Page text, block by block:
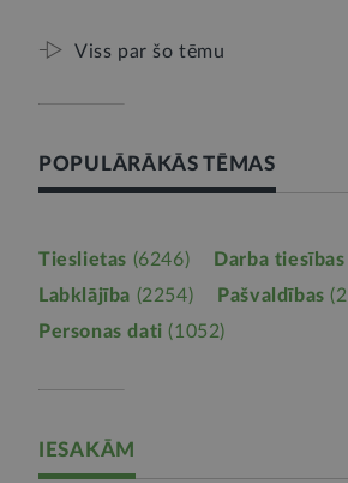
Viss par šo tēmu
POPULĀRĀKĀS TĒMAS
Tieslietas (6246) Darba tiesības
Labklājība (2254) Pašvaldības
Personas dati (1052)
IESAKĀM